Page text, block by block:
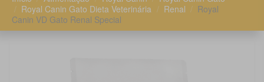
Royal Canin Gato Dieta Veterinária
Renal
Royal
Canin VD Gato Renal Special